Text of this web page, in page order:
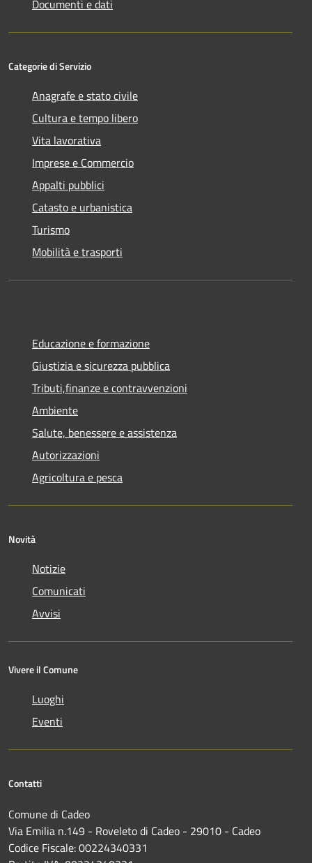
Documenti e dati
Categorie di Servizio
Anagrafe e stato civile
Cultura e tempo libero
Vita lavorativa
Imprese e Commercio
Appalti pubblici
Catasto e urbanistica
Turismo
Mobilità e trasporti
Educazione e formazione
Giustizia e sicurezza pubblica
Tributi,finanze e contravvenzioni
Ambiente
Salute, benessere e assistenza
Autorizzazioni
Agricoltura e pesca
Novità
Notizie
Comunicati
Avvisi
Vivere il Comune
Luoghi
Eventi
Contatti
Comune di Cadeo
Via Emilia n.149 - Roveleto di Cadeo - 29010 - Cadeo
Codice Fiscale: 00224340331